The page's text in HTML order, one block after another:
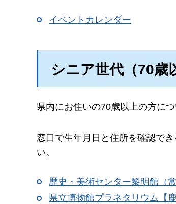
イベントカレンダー
シニア世代（70歳
県内にお住いの70歳以上の方に
窓口で生年月日と住所を確認で
い。
歴史・美術センター黎明館（
県立博物館プラネタリウム【鹿